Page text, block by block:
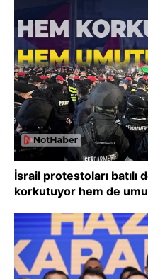
İsrail protestoları batılı
korkutuyor hem de